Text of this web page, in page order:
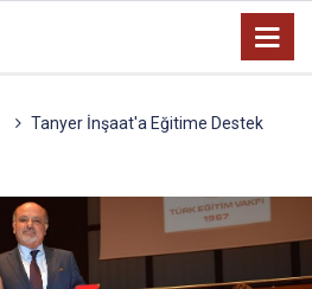
Tanyer İnşaat'a Eğitime Destek